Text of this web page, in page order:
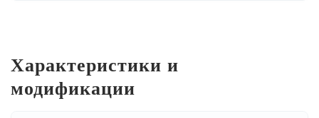
Характеристики и
модификации